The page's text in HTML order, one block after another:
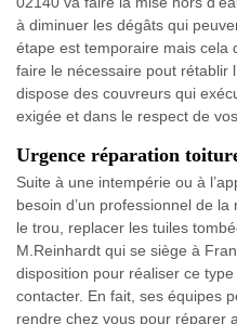
à diminuer les dégâts qui
étape est temporaire mais cela
faire le nécessaire pout rétablir
dispose des couvreurs qui
exigée et dans le respect de
Urgence réparation
Suite à une intempérie ou à
besoin d’un professionnel de
le trou, replacer les tuiles
M.Reinhardt qui se siège à
disposition pour réaliser ce
contacter. En fait, ses équipes
rendre chez vous pour réparer